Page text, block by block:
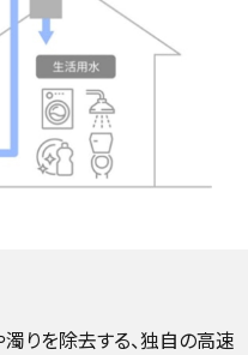
りを除去する、独自の高速